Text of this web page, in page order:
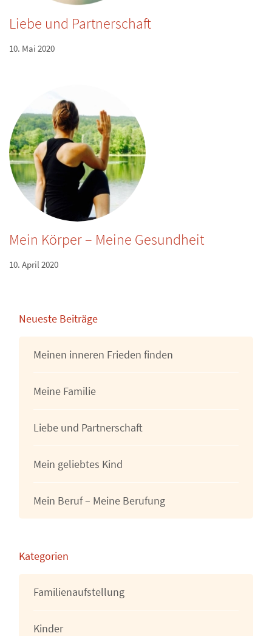
Liebe und Partnerschaft
10. Mai 2020
Mein Körper – Meine Gesundheit
10. April 2020
Neueste Beiträge
Meinen inneren Frieden finden
Meine Familie
Liebe und Partnerschaft
Mein geliebtes Kind
Mein Beruf – Meine Berufung
Kategorien
Familienaufstellung
Kinder